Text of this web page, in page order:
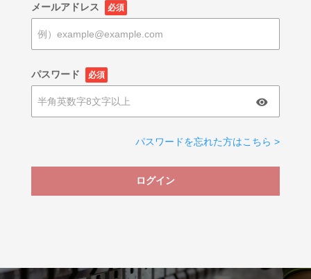
メールアドレス 必須
パスワード 必須
パスワードを忘れた方はこちら >
ログイン